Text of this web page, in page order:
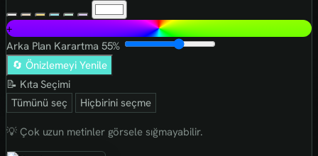
+
Arka Plan Karartma 55%
🔄 Önizlemeyi Yenile
📝 Kıta Seçimi
Tümünü seç
Hiçbirini seçme
💡 Çok uzun metinler görsele sığmayabilir.